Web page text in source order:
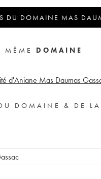
DU DOMAINE MAS
MÊME DOMAINE
d'Aniane Mas Daumas
DOMAINE & DE LA